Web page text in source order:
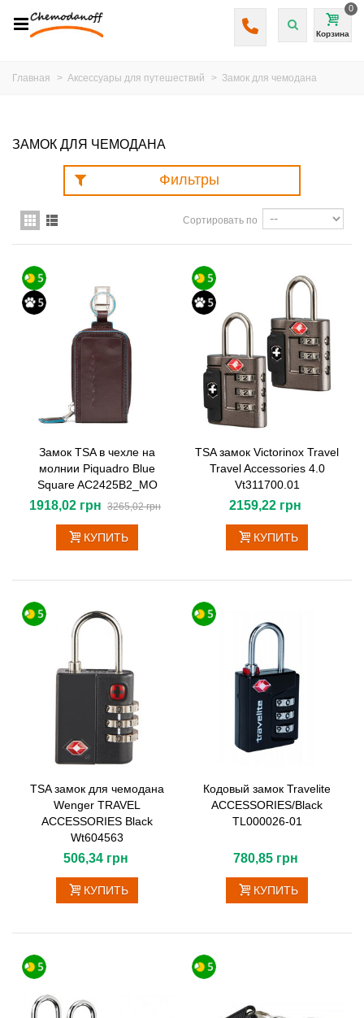
Корзина
0
Главная > Аксессуары для путешествий > Замок для чемодана
ЗАМОК ДЛЯ ЧЕМОДАНА
Фильтры
Сортировать по
Замок TSA в чехле на
молнии Piquadro Blue
Square AC2425B2_MO
1918,02 грн 3265,02 грн
КУПИТЬ
TSA замок Victorinox Travel
Travel Accessories 4.0
Vt311700.01
2159,22 грн
КУПИТЬ
TSA замок для чемодана
Wenger TRAVEL
ACCESSORIES Black
Wt604563
506,34 грн
КУПИТЬ
Кодовый замок Travelite
ACCESSORIES/Black
TL000026-01
780,85 грн
КУПИТЬ